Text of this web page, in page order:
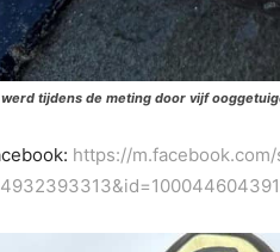
werd tijdens de meting door vijf
https://